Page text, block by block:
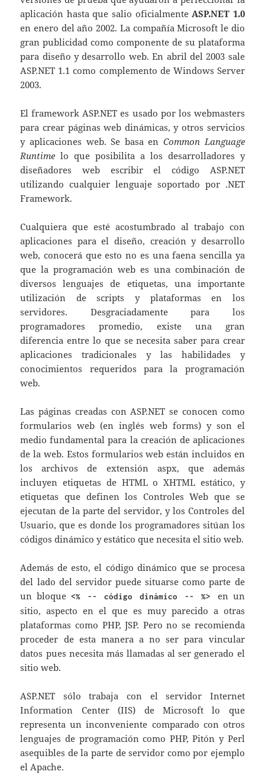
aplicación hasta que salio oficialmenteASP.NET 1.0
en enero del año 2002. La compañía Microsoft le dio
gran publicidad como componente de su plataforma
para diseño y desarrollo web. En abril del 2003 sale
ASP.NET 1.1 como complemento de Windows Server
2003.
El framework ASP.NET es usado por los webmasters
para crear páginas web dinámicas, y otros servicios
y aplicaciones web. Se basa en Common Language
Runtime lo que posibilita a los desarrolladores y
diseñadores web escribir el código ASP.NET
utilizando cualquier lenguaje soportado por .NET
Framework.
Cualquiera que esté acostumbrado al trabajo con
aplicaciones para el diseño, creación y desarrollo
web, conocerá que esto no es una faena sencilla ya
que la programación web es una combinación de
diversos lenguajes de etiquetas, una importante
utilización de scripts y plataformas en los
servidores. Desgraciadamente para los
programadores promedio, existe una gran
diferencia entre lo que se necesita saber para crear
aplicaciones tradicionales y las habilidades y
conocimientos requeridos para la programación
web.
Las páginas creadas con ASP.NET se conocen como
formularios web (en inglés web forms) y son el
medio fundamental para la creación de aplicaciones
de la web. Estos formularios web están incluidos en
los archivos de extensión aspx, que además
incluyen etiquetas de HTML o XHTML estático, y
etiquetas que definen los Controles Web que se
ejecutan de la parte del servidor, y los Controles del
Usuario, que es donde los programadores sitúan los
códigos dinámico y estático que necesita el sitio web.
Además de esto, el código dinámico que se procesa
del lado del servidor puede situarse como parte de
un bloque<% -- código dinámico -- %> en un
sitio, aspecto en el que es muy parecido a otras
plataformas como PHP, JSP. Pero no se recomienda
proceder de esta manera a no ser para vincular
datos pues necesita más llamadas al ser generado el
sitio web.
ASP.NET sólo trabaja con el servidor Internet
Information Center (IIS) de Microsoft lo que
representa un inconveniente comparado con otros
lenguajes de programación como PHP, Pitón y Perl
asequibles de la parte de servidor como por ejemplo
el Apache.